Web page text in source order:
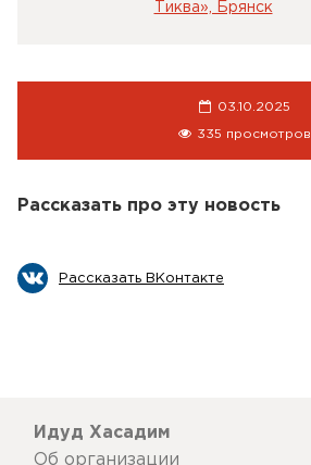
Тиква», Брянск
03.10.2025
335 просмотров
Рассказать про эту новость
Рассказать ВКонтакте
Идуд Хасадим
Об организации